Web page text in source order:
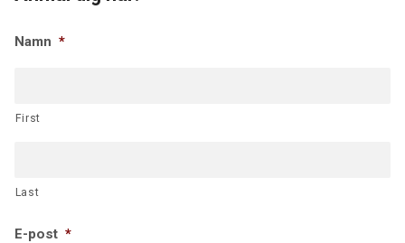
Namn *
First
Last
E-post *